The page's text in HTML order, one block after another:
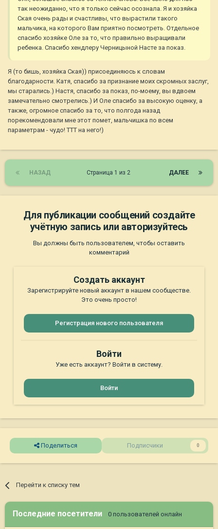
так неожиданно, что я только сейчас осознала. Я и хозяйка
Ская очень рады и счастливы, что вырастили такого
мальчика, на которого Вам приятно посмотреть. Отдельное
спасибо хозяйке Оле за то, что правильно выращивали
ребенка. Спасибо хендлеру Черницыной Насте за показ.
Я (то бишь, хозяйка Ская)) присоединяюсь к словам
благодарности. Катя, спасибо за признание моих скромных заслуг,
мы старались.) Настя, спасибо за показ, по-моему, вы вдвоем
замечательно смотрелись.) И Оле спасибо за высокую оценку, а
также, огромное спасибо за то, что полгода назад
порекомендовали мне этот помет, мальчишка по всем
параметрам - чудо! ТТТ на него!)
НАЗАД ДАЛЕЕ
Страница 1 из 2
Для публикации сообщений создайте
учётную запись или авторизуйтесь
Вы должны быть пользователем, чтобы оставить
комментарий
Создать аккаунт
Зарегистрируйте новый аккаунт в нашем сообществе.
Это очень просто!
Регистрация нового пользователя
Войти
Уже есть аккаунт? Войти в систему.
Войти
Поделиться Подписчики 0
Перейти к списку тем
Последние посетители 0 пользователей онлайн